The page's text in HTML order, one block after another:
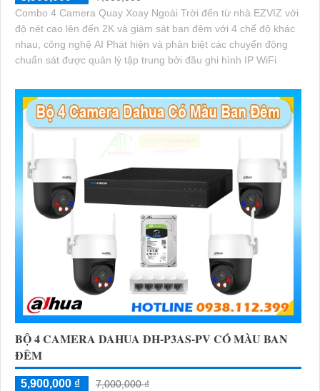
Combo 4 Camera Quay Xoay Ngoài Trời đến từ nhà EZVIZ với
độ nét cao lên đến 2K và giám sát ban đêm với 4 chế độ khác
nhau, công nghệ AI Phát hiện và phân biệt các chuyển động
chuẩn sát được quản lý tập trung bởi đầu ghi hình IP WiFi
BỘ 4 CAMERA DAHUA DH-P3AS-PV CÓ MÀU BAN
ĐÊM
5,900,000 ₫
7,000,000 ₫